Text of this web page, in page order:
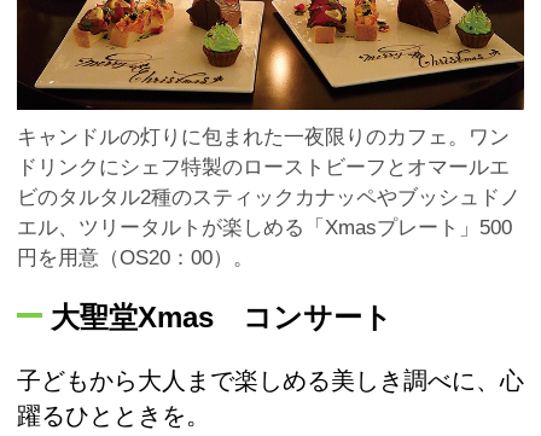
キャンドルの灯りに包まれた一夜限りのカフェ。ワン
ドリンクにシェフ特製のローストビーフとオマールエ
ビのタルタル2種のスティックカナッペやブッシュドノ
エル、ツリータルトが楽しめる「Xmasプレート」500
円を用意（OS20：00）。
大聖堂Xmas コンサート
子どもから大人まで楽しめる美しき調べに、心
躍るひとときを。